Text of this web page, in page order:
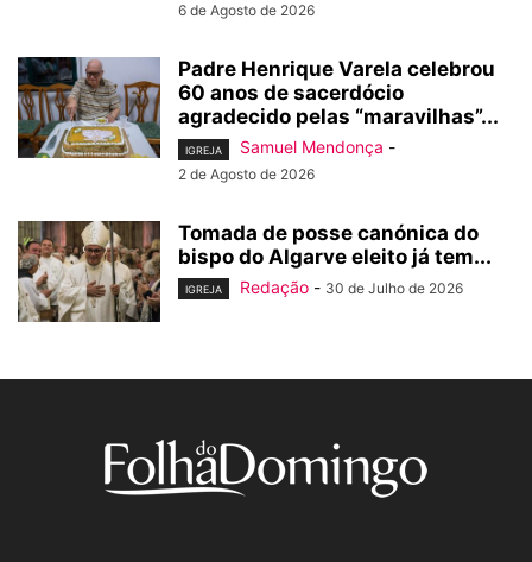
6 de Agosto de 2026
Padre Henrique Varela celebrou
60 anos de sacerdócio
agradecido pelas “maravilhas”...
IGREJA Samuel Mendonça -
2 de Agosto de 2026
Tomada de posse canónica do
bispo do Algarve eleito já tem...
IGREJA Redação - 30 de Julho de 2026